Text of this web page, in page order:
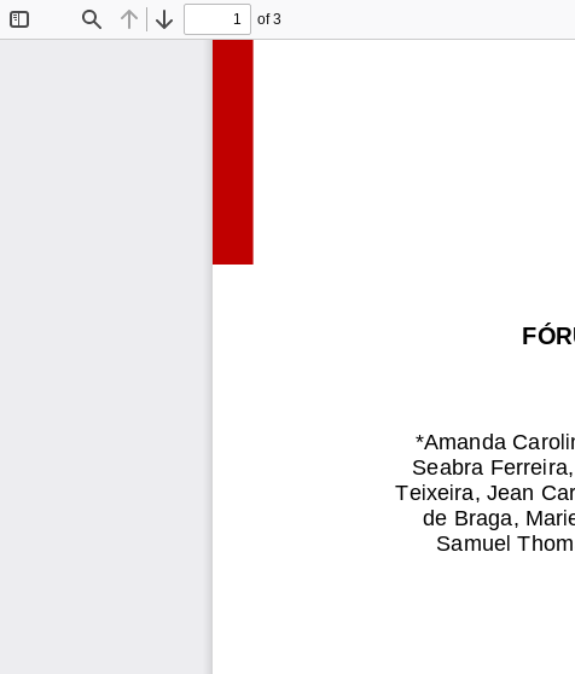
Find Previous
Next
of 3
*Amanda
Seabra
Teixeira, Jean
de Braga,
Samuel